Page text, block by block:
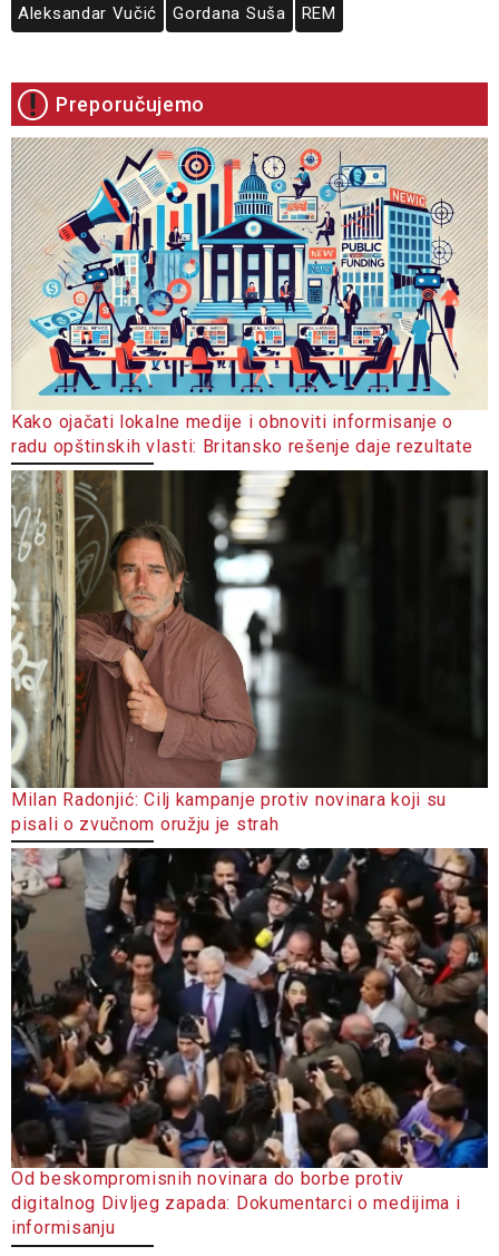
Aleksandar Vučić Gordana Suša REM
Preporučujemo
Kako ojačati lokalne medije i obnoviti informisanje o
radu opštinskih vlasti: Britansko rešenje daje rezultate
Milan Radonjić: Cilj kampanje protiv novinara koji su
pisali o zvučnom oružju je strah
Od beskompromisnih novinara do borbe protiv
digitalnog Divljeg zapada: Dokumentarci o medijima i
informisanju